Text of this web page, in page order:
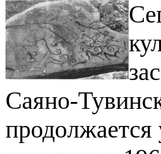
Саяно-
продолжается